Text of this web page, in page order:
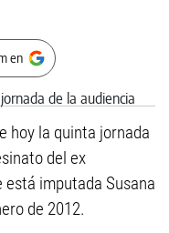
en
hoy la quinta jornada
del ex
está imputada Susana
de 2012.